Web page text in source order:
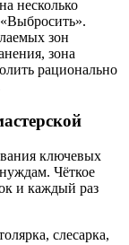
несколько
зон
зона
рационально
ключевых
Чёткое
и каждый раз
слесарка,